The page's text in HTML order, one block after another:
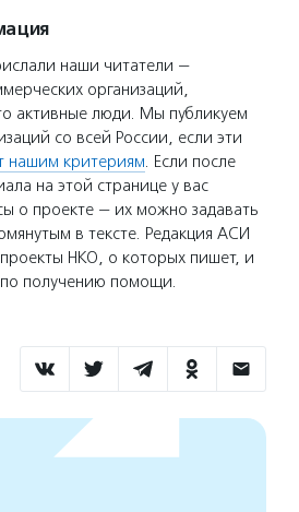
наши читатели —
организаций,
активные люди. Мы публикуем
со всей России, если эти
нашим критериям. Если после
на этой странице у вас
о проекте — их можно задавать
в тексте. Редакция АСИ
НКО, о которых пишет, и
по получению помощи.